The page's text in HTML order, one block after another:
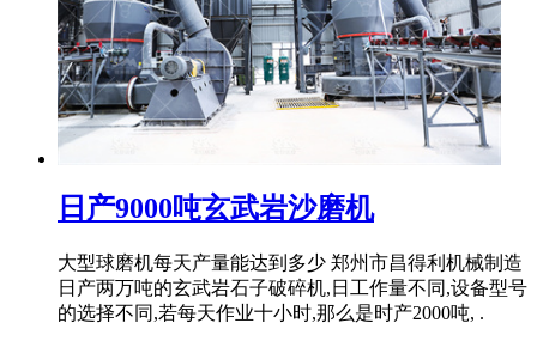
日产9000吨玄武岩沙磨机
大型球磨机每天产量能达到多少 郑州市昌得利机械制造
日产两万吨的玄武岩石子破碎机,日工作量不同,设备型号
的选择不同,若每天作业十小时,那么是时产2000吨, .